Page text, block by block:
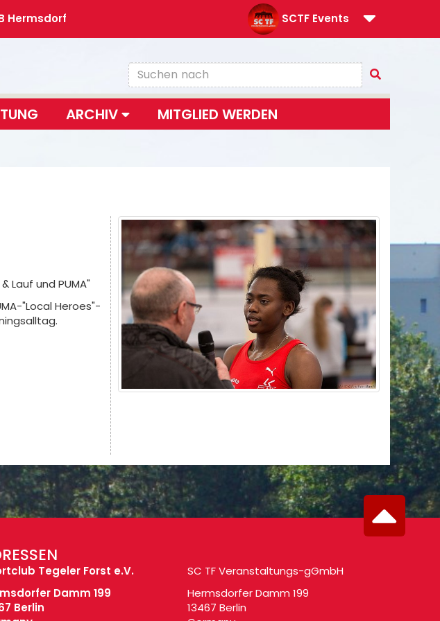
Hermsdorf SCTF Events
ARCHIV MITGLIED WERDEN
Lauf und PUMA"
"Local Heroes"-
Tegeler Forst e.V.
Damm 199
Berlin
SC TF Veranstaltungs-gGmbH
Hermsdorfer Damm 199
13467 Berlin